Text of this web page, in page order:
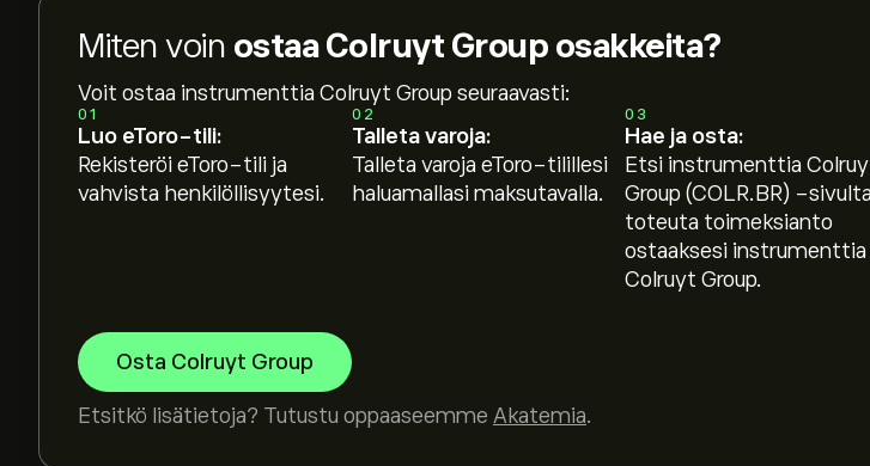
Miten voin ostaa Colruyt Group osakkeita?
Voit ostaa instrumenttia Colruyt Group seuraavasti:
01
Luo eToro-tili:
Rekisteröi eToro-tili ja
vahvista henkilöllisyytesi.
02
Talleta varoja:
Talleta varoja eToro-tilillesi
haluamallasi maksutavalla.
03
Hae ja osta:
Etsi instrumenttia
Group (COLR.BR) -
toteuta toimeksianto
ostaaksesi instrumenttia
Colruyt Group.
Osta Colruyt Group
Etsitkö lisätietoja? Tutustu oppaaseemme Akatemia.
Osakkeen COLR.BR hinta tänään on 38.68‎€‎.
Keskihinta osakkeelle Colruyt Group on 38.68‎€‎.Luo tilieToroon saadaksesi
ennusteet ja hintatavoitteet.
Asiantuntijoiden ennusteet Colruyt Group osakkeelle perustuen markkinatrendeihin,
talousraportteihin ja odotettuun kasvuun. Katso viimeisimmät ennusteet
Instrumentin Colruyt Group markkina-arvo on 4.61B‎€‎